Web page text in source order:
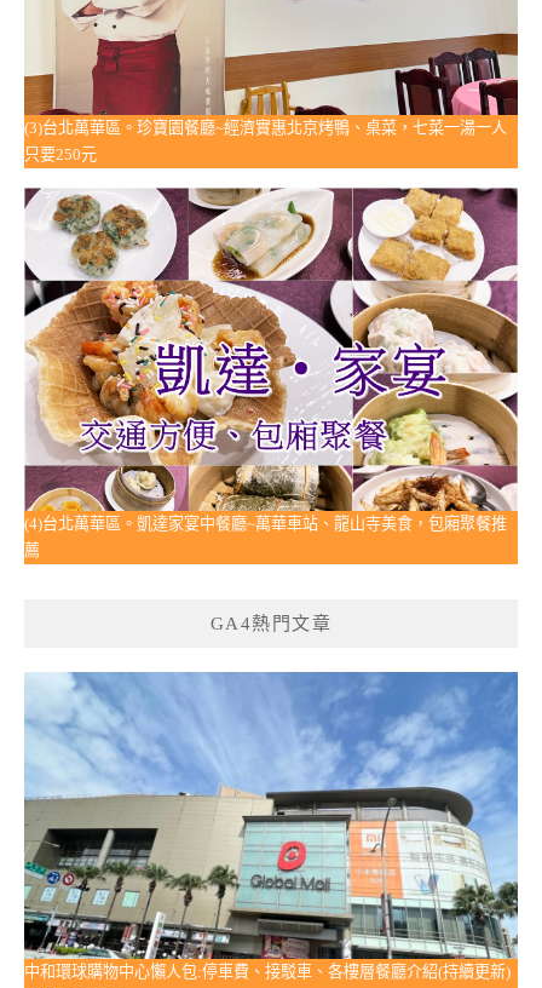
(3)台北萬華區。珍寶園餐廳~經濟實惠北京烤鴨、桌菜，七菜一湯一人
只要250元
(4)台北萬華區。凱達家宴中餐廳~萬華車站、龍山寺美食，包廂聚餐推
薦
GA4熱門文章
中和環球購物中心懶人包:停車費、接駁車、各樓層餐廳介紹(持續更新)